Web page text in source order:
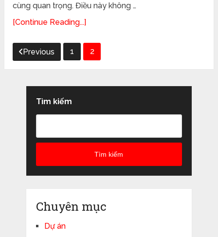
cùng quan trọng. Điều này không …
[Continue Reading...]
Phân
trang
bài
Previous 1 2
Tìm kiếm
Tìm kiếm
Chuyên mục
Dự án